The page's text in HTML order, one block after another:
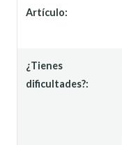
Artículo:
¿Tienes
dificultades?: